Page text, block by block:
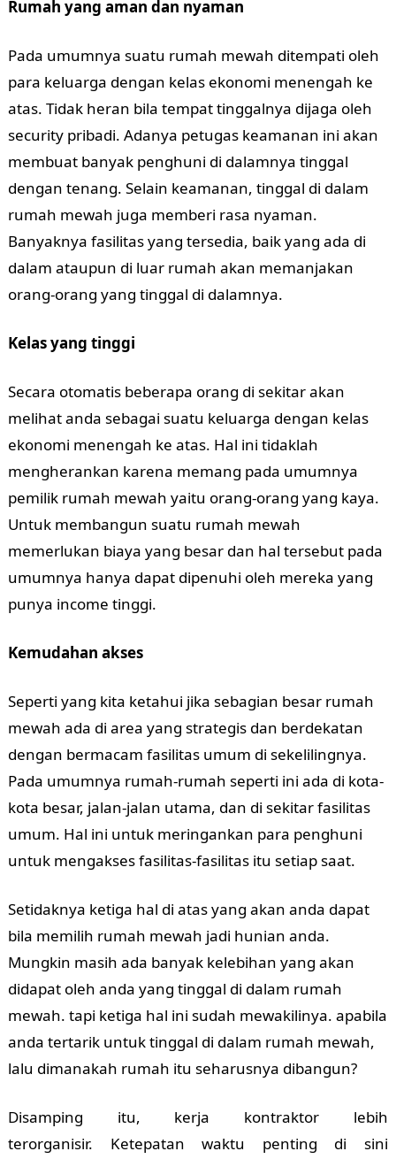
Rumah yang aman dan nyaman
Pada umumnya suatu rumah mewah ditempati oleh
para keluarga dengan kelas ekonomi menengah ke
atas. Tidak heran bila tempat tinggalnya dijaga oleh
security pribadi. Adanya petugas keamanan ini akan
membuat banyak penghuni di dalamnya tinggal
dengan tenang. Selain keamanan, tinggal di dalam
rumah mewah juga memberi rasa nyaman.
Banyaknya fasilitas yang tersedia, baik yang ada di
dalam ataupun di luar rumah akan memanjakan
orang-orang yang tinggal di dalamnya.
Kelas yang tinggi
Secara otomatis beberapa orang di sekitar akan
melihat anda sebagai suatu keluarga dengan kelas
ekonomi menengah ke atas. Hal ini tidaklah
mengherankan karena memang pada umumnya
pemilik rumah mewah yaitu orang-orang yang kaya.
Untuk membangun suatu rumah mewah
memerlukan biaya yang besar dan hal tersebut pada
umumnya hanya dapat dipenuhi oleh mereka yang
punya income tinggi.
Kemudahan akses
Seperti yang kita ketahui jika sebagian besar rumah
mewah ada di area yang strategis dan berdekatan
dengan bermacam fasilitas umum di sekelilingnya.
Pada umumnya rumah-rumah seperti ini ada di kota-
kota besar, jalan-jalan utama, dan di sekitar fasilitas
umum. Hal ini untuk meringankan para penghuni
untuk mengakses fasilitas-fasilitas itu setiap saat.
Setidaknya ketiga hal di atas yang akan anda dapat
bila memilih rumah mewah jadi hunian anda.
Mungkin masih ada banyak kelebihan yang akan
didapat oleh anda yang tinggal di dalam rumah
mewah. tapi ketiga hal ini sudah mewakilinya. apabila
anda tertarik untuk tinggal di dalam rumah mewah,
lalu dimanakah rumah itu seharusnya dibangun?
Disamping itu, kerja kontraktor lebih
terorganisir. Ketepatan waktu penting di sini